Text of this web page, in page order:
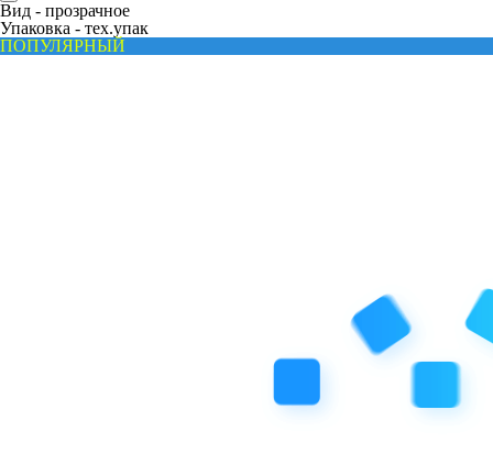
Вид - прозрачное
Упаковка - тех.упак
ПОПУЛЯРНЫЙ